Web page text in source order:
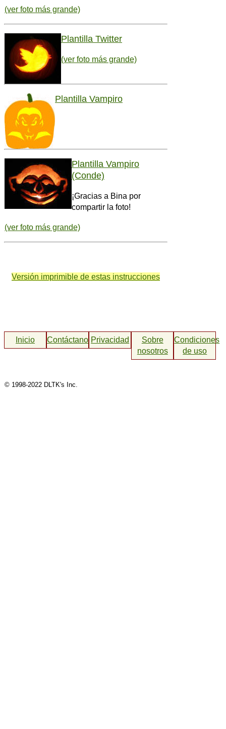
(ver foto más grande)
Plantilla Twitter
(ver foto más grande)
Plantilla Vampiro
Plantilla Vampiro
(Conde)
¡Gracias a Bina por
compartir la foto!
(ver foto más grande)
Versión imprimible de estas instrucciones
Inicio ContáctanosPrivacidad
Sobre
nosotros
Condiciones
de uso
© 1998-2022 DLTK's Inc.